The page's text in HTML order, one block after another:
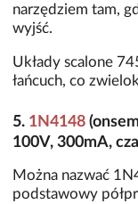
narzędziem tam,
wyjść.
Układy scalone
łańcuch, co
5. 1N4148
100V, 300mA,
Można nazwać
podstawowy